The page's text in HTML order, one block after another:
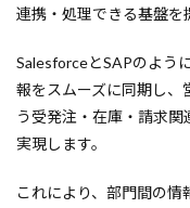
連携・処理できる基盤を
SalesforceとSAPのよう
報をスムーズに同期し、
う受発注・在庫・請求
実現します。
これにより、部門間の